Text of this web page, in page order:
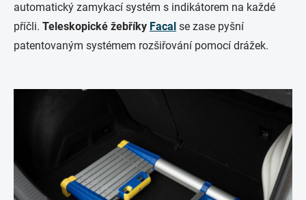
automatický zamykací systém s indikátorem na každé
příčli. Teleskopické žebříky Facal se zase pyšní
patentovaným systémem rozšiřování pomocí drážek.